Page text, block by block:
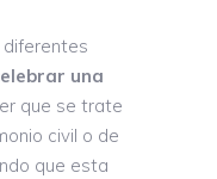
diferentes
una
que se trate
civil o de
que esta